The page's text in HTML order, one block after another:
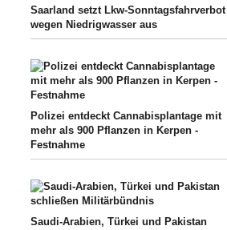
Saarland setzt Lkw-Sonntagsfahrverbot
wegen Niedrigwasser aus
Polizei entdeckt Cannabisplantage mit
mehr als 900 Pflanzen in Kerpen -
Festnahme
Saudi-Arabien, Türkei und Pakistan